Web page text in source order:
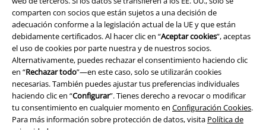
comparten con socios que están sujetos a una decisión de
adecuación conforme a la legislación actual de la UE y que están
debidamente certificados. Al hacer clic en “Aceptar cookies”, aceptas
el uso de cookies por parte nuestra y de nuestros socios.
Alternativamente, puedes rechazar el consentimiento haciendo clic
en “Rechazar todo”—en este caso, solo se utilizarán cookies
necesarias. También puedes ajustar tus preferencias individuales
haciendo clic en “Configurar”. Tienes derecho a revocar o modificar
tu consentimiento en cualquier momento en Configuración Cookies.
Para más información sobre protección de datos, visita Política de
Ley protección de datos
Eliminación de residuos y protección del medioambiente
Declaración de Conformidad
Información sobre accesibilidad
Configuración Cookies